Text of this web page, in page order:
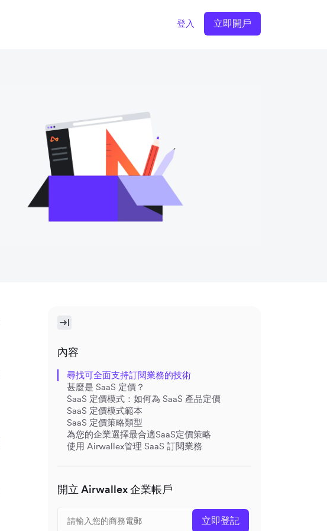
登入 立即開戶
內容
尋找可全面支持訂閱業務的技術
甚麼是 SaaS 定價？
SaaS 定價模式：如何為 SaaS 產品定價
SaaS 定價模式範本
SaaS 定價策略類型
為您的企業選擇最合適SaaS定價策略
使用 Airwallex管理 SaaS 訂閱業務
開立 Airwallex 企業帳戶
立即登記